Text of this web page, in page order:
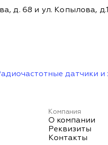
д. 68 и ул. Копылова,
датчики и
Компания
О компании
Реквизиты
Контакты